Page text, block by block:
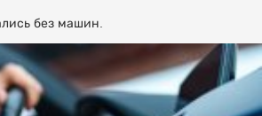
без машин.